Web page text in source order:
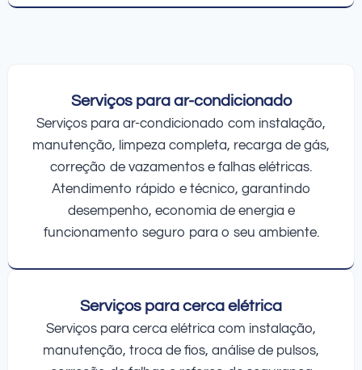
Serviços para ar-condicionado
Serviços para ar-condicionado com instalação,
manutenção, limpeza completa, recarga de gás,
correção de vazamentos e falhas elétricas.
Atendimento rápido e técnico, garantindo
desempenho, economia de energia e
funcionamento seguro para o seu ambiente.
Serviços para cerca elétrica
Serviços para cerca elétrica com instalação,
manutenção, troca de fios, análise de pulsos,